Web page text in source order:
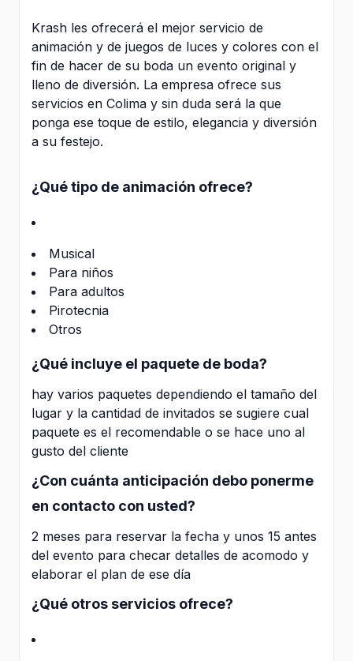
Krash les ofrecerá el mejor servicio de
animación y de juegos de luces y colores con el
fin de hacer de su boda un evento original y
lleno de diversión. La empresa ofrece sus
servicios en Colima y sin duda será la que
ponga ese toque de estilo, elegancia y diversión
a su festejo.
¿Qué tipo de animación ofrece?
Musical
Para niños
Para adultos
Pirotecnia
Otros
¿Qué incluye el paquete de boda?
hay varios paquetes dependiendo el tamaño del
lugar y la cantidad de invitados se sugiere cual
paquete es el recomendable o se hace uno al
gusto del cliente
¿Con cuánta anticipación debo ponerme
en contacto con usted?
2 meses para reservar la fecha y unos 15 antes
del evento para checar detalles de acomodo y
elaborar el plan de ese día
¿Qué otros servicios ofrece?